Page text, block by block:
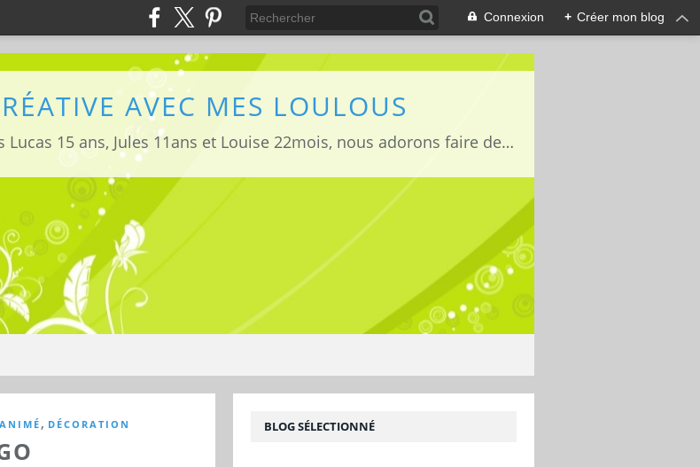
Connexion + Créer mon blog
AVEC MES LOULOUS
Je suis maman de deux adorables enfants Lucas 15 ans, Jules 11ans et Louise 22mois, nous adorons faire des activités manuelles, des expériences et de la cuisine que nous vous partageons avec grand plaisir ;)
, DÉCORATION BLOG SÉLECTIONNÉ